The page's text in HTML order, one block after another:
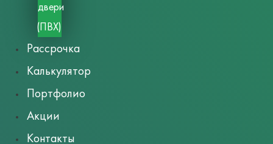
двери
(ПВХ)
Рассрочка
Калькулятор
Портфолио
Акции
Контакты